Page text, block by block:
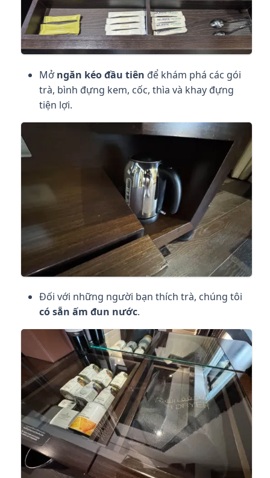
Mởngăn kéo đầu tiên để khám phá các gói
trà, bình đựng kem, cốc, thìa và khay đựng
tiện lợi.
Đối với những người bạn thích trà, chúng tôi
có sẵn ấm đun nước.